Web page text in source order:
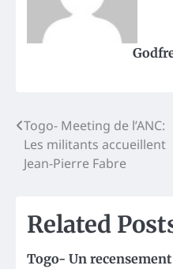
Post
navigation
Togo- Meeting de l’ANC:
Les militants accueillent
Jean-Pierre Fabre
Related
Togo- Un